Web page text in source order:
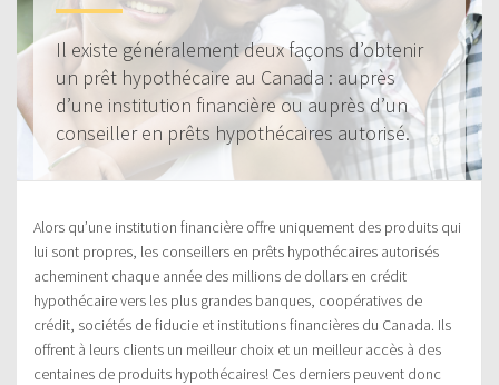
Il existe généralement deux façons d’obtenir
un prêt hypothécaire au Canada : auprès
d’une institution financière ou auprès d’un
conseiller en prêts hypothécaires autorisé.
Alors qu’une institution financière offre uniquement des produits qui
lui sont propres, les conseillers en prêts hypothécaires autorisés
acheminent chaque année des millions de dollars en crédit
hypothécaire vers les plus grandes banques, coopératives de
crédit, sociétés de fiducie et institutions financières du Canada. Ils
offrent à leurs clients un meilleur choix et un meilleur accès à des
centaines de produits hypothécaires! Ces derniers peuvent donc